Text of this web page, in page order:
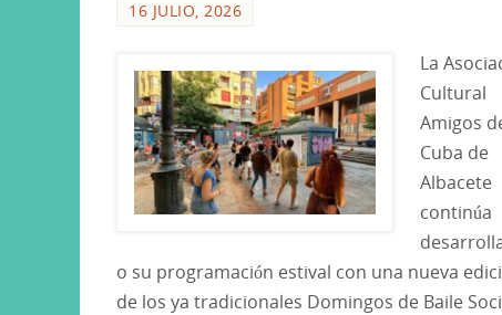
16 JULIO, 2026
La
Cultural
Amigos
Cuba de
Albacete
continúa
o su programación estival con una nueva
de los ya tradicionales Domingos de Baile